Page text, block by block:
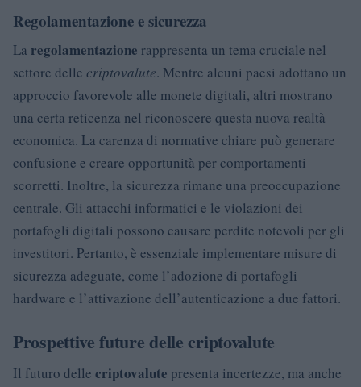
Regolamentazione e sicurezza
La regolamentazione rappresenta un tema cruciale nel
settore delle criptovalute. Mentre alcuni paesi adottano un
approccio favorevole alle monete digitali, altri mostrano
una certa reticenza nel riconoscere questa nuova realtà
economica. La carenza di normative chiare può generare
confusione e creare opportunità per comportamenti
scorretti. Inoltre, la sicurezza rimane una preoccupazione
centrale. Gli attacchi informatici e le violazioni dei
portafogli digitali possono causare perdite notevoli per gli
investitori. Pertanto, è essenziale implementare misure di
sicurezza adeguate, come l’adozione di portafogli
hardware e l’attivazione dell’autenticazione a due fattori.
Prospettive future delle criptovalute
Il futuro delle criptovalute presenta incertezze, ma anche